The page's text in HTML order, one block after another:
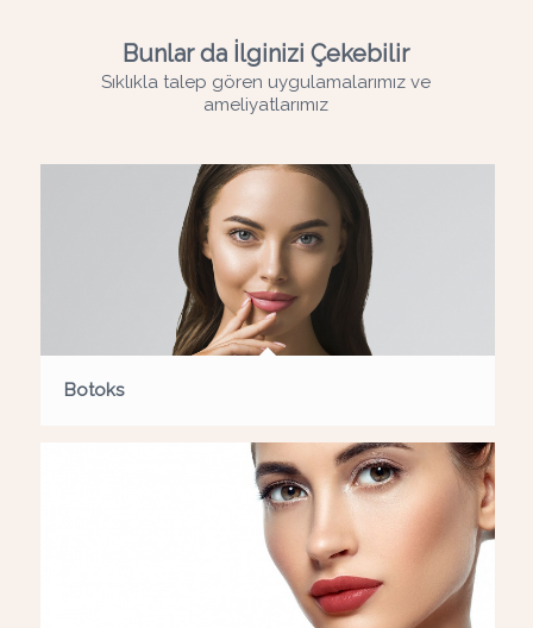
Bunlar da İlginizi Çekebilir
Sıklıkla talep gören uygulamalarımız ve
ameliyatlarımız
Botoks